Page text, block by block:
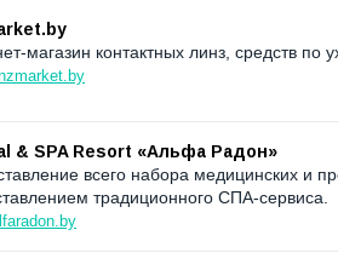
магазин контактных линз, средств по
& SPA Resort «Альфа Радон»
всего набора медицинских и
традиционного СПА-сервиса.